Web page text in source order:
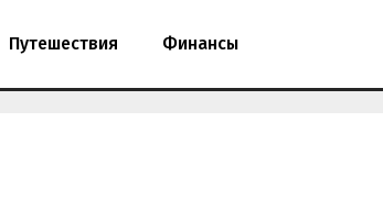
Путешествия Финансы